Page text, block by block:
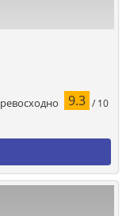
9.3 / 10